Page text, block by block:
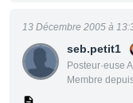
seb.petit1
Posteur·euse
Membre
13 Décembre 2005 à